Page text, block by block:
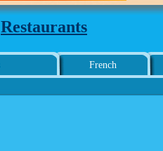
Restaurants
French